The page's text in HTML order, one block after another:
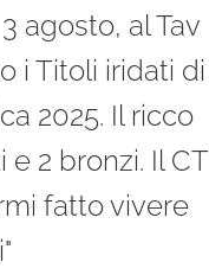
agosto, al Tav
i Titoli iridati di
2025. Il ricco
2 bronzi. Il CT
fatto vivere